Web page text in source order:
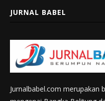
JURNAL BABEL
Jurnalbabel.com